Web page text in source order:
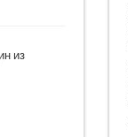
из